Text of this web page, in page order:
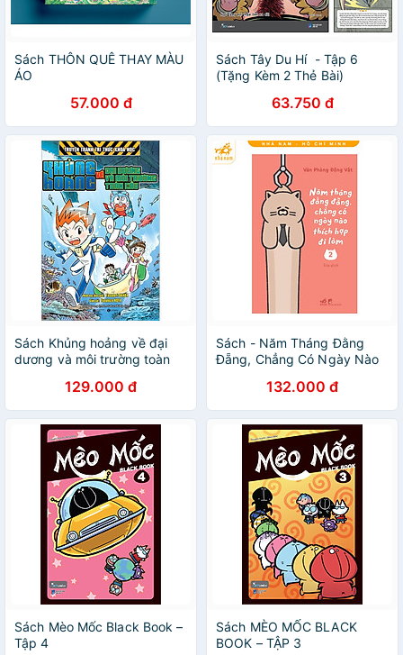
Sách THÔN QUÊ THAY MÀU
ÁO
57.000 đ
Sách Tây Du Hí - Tập 6
(Tặng Kèm 2 Thẻ Bài)
63.750 đ
Sách Khủng hoảng về đại
dương và môi trường toàn
129.000 đ
Sách - Năm Tháng Đằng
Đẵng, Chẳng Có Ngày Nào
(Nhã Nam HCM)
132.000 đ
Sách Mèo Mốc Black Book –
Tập 4
Sách MÈO MỐC BLACK
BOOK – TẬP 3